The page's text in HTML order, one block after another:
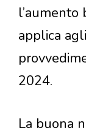
applica
2024.
La buona